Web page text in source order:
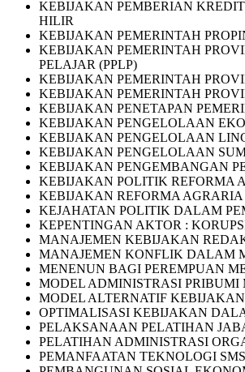
KEBIJAKAN PEMBERIAN
HILIR
KEBIJAKAN PEMERINTAH
KEBIJAKAN PEMERINTAH
PELAJAR (PPLP)
KEBIJAKAN PEMERINTAH
KEBIJAKAN PEMERINTAH
KEBIJAKAN PENETAPAN
KEBIJAKAN PENGELOLAAN
KEBIJAKAN PENGELOLAAN
KEBIJAKAN PENGELOLAAN
KEBIJAKAN PENGEMBANGAN
KEBIJAKAN POLITIK REFORMA
KEBIJAKAN REFORMA
KEJAHATAN POLITIK DALAM
KEPENTINGAN AKTOR :
MANAJEMEN KEBIJAKAN
MANAJEMEN KONFLIK DALAM
MENENUN BAGI PEREMPUAN
MODEL ADMINISTRASI
MODEL ALTERNATIF
OPTIMALISASI KEBIJAKAN
PELAKSANAAN PELATIHAN
PELATIHAN ADMINISTRASI
PEMANFAATAN TEKNOLOGI